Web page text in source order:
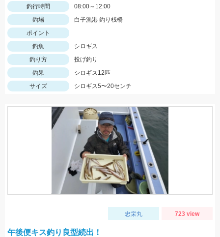
釣行時間
08:00～12:00
釣場
白子漁港 釣り桟橋
ポイント
釣魚
シロギス
釣り方
投げ釣り
釣果
シロギス12匹
サイズ
シロギス5〜20センチ
忠栄丸 723 view
午後便キス釣り良型続出！